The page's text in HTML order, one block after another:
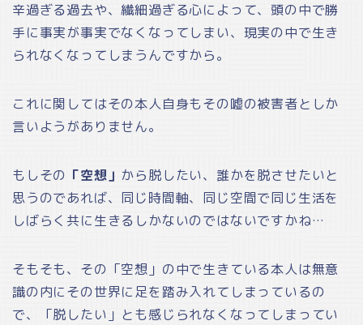
辛過ぎる過去や、繊細過ぎる心によって、頭の中で勝
手に事実が事実でなくなってしまい、現実の中で生き
られなくなってしまうんですから。
これに関してはその本人自身もその嘘の被害者としか
言いようがありません。
もしその 「空想」 から脱したい、誰かを脱させたいと
思うのであれば、同じ時間軸、同じ空間で同じ生活を
しばらく共に生きるしかないのではないですかね…
そもそも、その「空想」の中で生きている本人は無意
識の内にその世界に足を踏み入れてしまっているの
で、「脱したい」とも感じられなくなってしまってい